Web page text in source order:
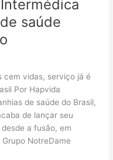
saúde
cem vidas, serviço já é
Por Hapvida
de saúde do Brasil,
de lançar seu
a fusão, em
NotreDame